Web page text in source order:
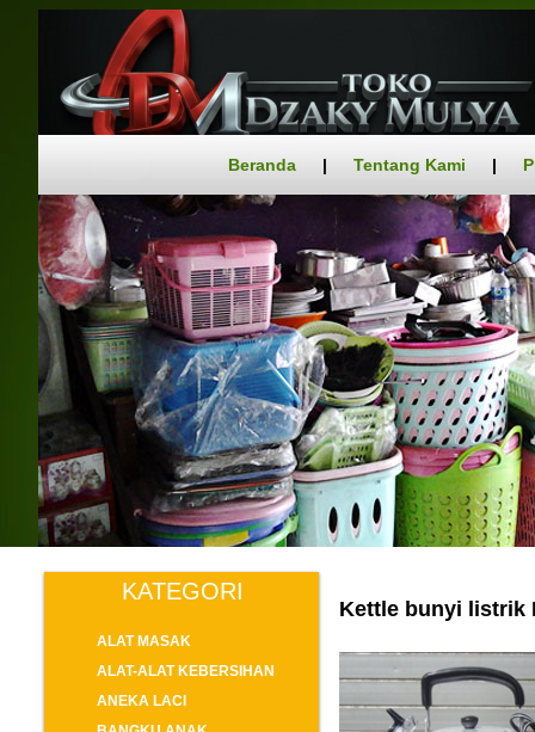
Beranda | Tentang Kami |
KATEGORI
ALAT MASAK
ALAT-ALAT KEBERSIHAN
ANEKA LACI
Kettle bunyi listrik